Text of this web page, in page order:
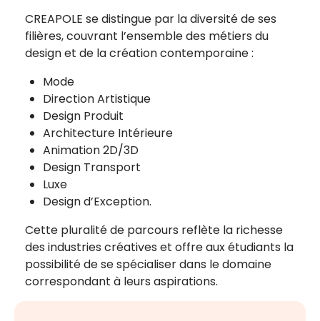
CREAPOLE se distingue par la diversité de ses
filières, couvrant l’ensemble des métiers du
design et de la création contemporaine :
Mode
Direction Artistique
Design Produit
Architecture Intérieure
Animation 2D/3D
Design Transport
Luxe
Design d’Exception.
Cette pluralité de parcours reflète la richesse
des industries créatives et offre aux étudiants la
possibilité de se spécialiser dans le domaine
correspondant à leurs aspirations.